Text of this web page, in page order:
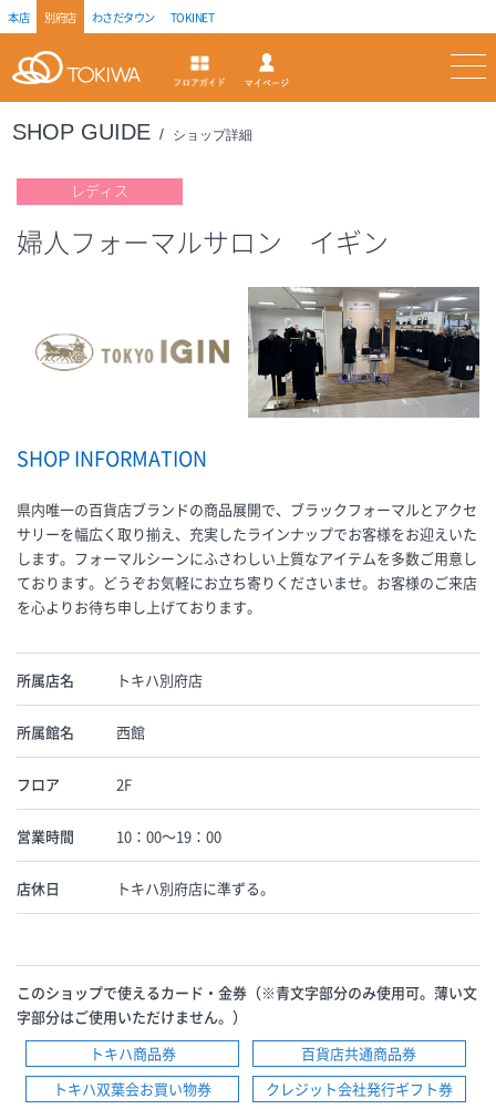
本店 別府店 わさだタウン TOKINET
トキハ フロアガイド
SHOP GUIDE ショップ詳細
婦人フォーマルサロン イギン
レディス
SHOP INFORMATION
県内唯一の百貨店ブランドの商品展開で、ブラックフォーマルとアクセ
サリーを幅広く取り揃え、充実したラインナップでお客様をお迎えいた
します。フォーマルシーンにふさわしい上質なアイテムを多数ご用意し
ております。どうぞお気軽にお立ち寄りくださいませ。お客様のご来店
を心よりお待ち申し上げております。
所属店名 トキハ別府店
所属館名 西館
フロア 2F
営業時間 10：00〜19：00
店休日 トキハ別府店に準ずる。
このショップで使えるカード・金券（※青文字部分のみ使用可。薄い文
字部分はご使用いただけません。）
トキハ商品券
百貨店共通商品券
トキハ双葉会お買い物券
クレジット会社発行ギフト券